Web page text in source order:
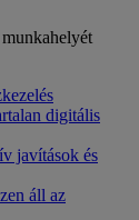
digitális
javítások és
áll az